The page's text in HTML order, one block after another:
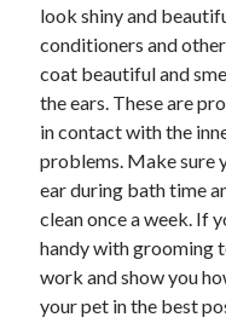
look shiny and
conditioners and
coat beautiful and
the ears. These are
in contact with the
problems. Make sure
ear during bath time
clean once a week. If
handy with grooming
work and show you
your pet in the best